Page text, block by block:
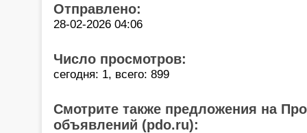
Отправлено:
28-02-2026 04:06
Число просмотров:
сегодня: 1, всего: 899
Смотрите также предложения на
объявлений (pdo.ru):